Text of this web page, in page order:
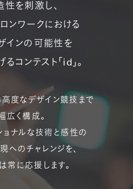
SALON
性を刺激し、
ンワークにおける
インの可能性を
コンテスト「id」。
度なデザイン競技まで
広く構成。
ョナルな技術と感性の
へのチャレンジを、
常に応援します。